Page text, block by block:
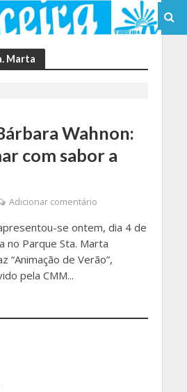
Marta
Wahnon:
com sabor a
Adicionar comentário
se ontem, dia 4 de
no Parque Sta. Marta
“Animação de Verão”,
pela CMM...